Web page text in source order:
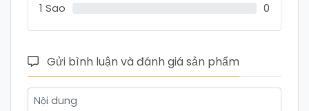
1 Sao
0
Gửi bình luận và đánh giá sản phẩm